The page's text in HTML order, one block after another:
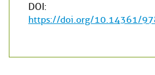
DOI:
https://doi.org/10.14361/